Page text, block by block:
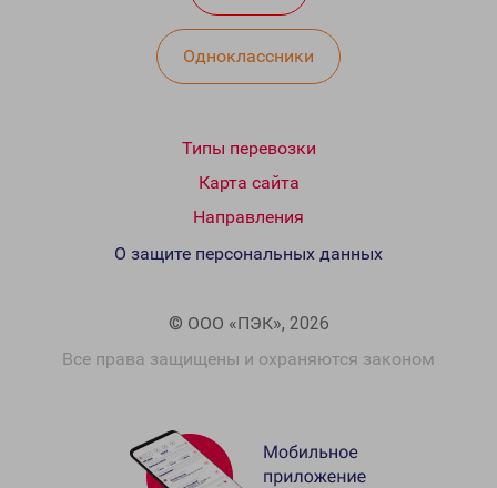
Одноклассники
Типы перевозки
Карта сайта
Направления
© ООО «ПЭК», 2026
Все права защищены и охраняются законом
О защите персональных данных